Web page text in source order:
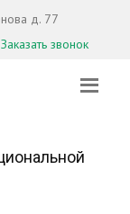
д. 77
Заказать звонок